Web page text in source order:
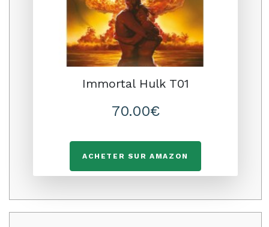
Immortal Hulk T01
70.00€
ACHETER SUR AMAZON